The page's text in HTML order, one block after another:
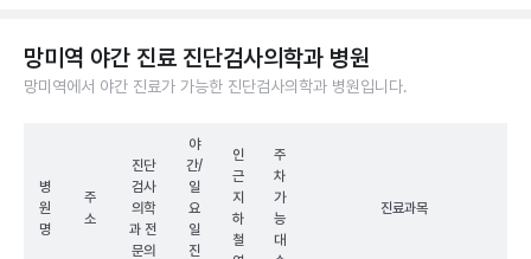
망미역 야간 진료 진단검사의학과 병원
망미역에서 야간 진료가 가능한 진단검사의학과 병원입니다.
병
원
명
주
소
진단
검사
의학
과 전
문의
야
간/
일
요
일
진
인
근
지
하
철
주
차
가
능
대
진료과목